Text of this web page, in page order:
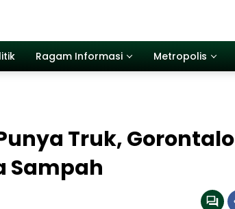
Ragam Informasi Metropolis
Truk, Gorontalo
Sampah